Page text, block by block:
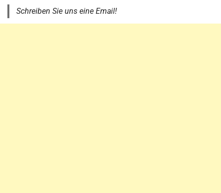
Schreiben Sie uns eine Email!